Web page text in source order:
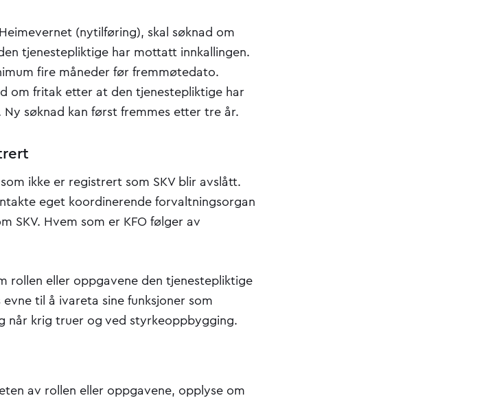
(nytilføring), skal søknad om
tjenestepliktige har mottatt innkallingen.
fire måneder før fremmøtedato.
om fritak etter at den tjenestepliktige har
søknad kan først fremmes etter tre år.
ikke er registrert som SKV blir avslått.
eget koordinerende forvaltningsorgan
SKV. Hvem som er KFO følger av
rollen eller oppgavene den tjenestepliktige
til å ivareta sine funksjoner som
når krig truer og ved styrkeoppbygging.
av rollen eller oppgavene, opplyse om